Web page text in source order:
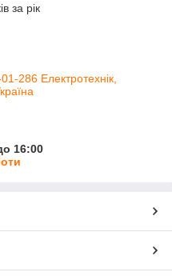
за рік
286 Електротехнік,
16:00